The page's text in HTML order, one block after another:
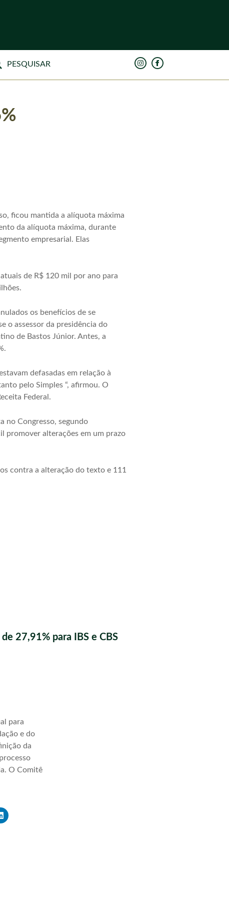
ficou mantida a alíquota máxima
da alíquota máxima, durante
empresarial. Elas
de R$ 120 mil por ano para
os benefícios de se
o assessor da presidência do
de Bastos Júnior. Antes, a
defasadas em relação à
pelo Simples “, afirmou. O
Federal.
no Congresso, segundo
promover alterações em um prazo
contra a alteração do texto e 111
27,91% para IBS e CBS
para
e do
da
O Comitê